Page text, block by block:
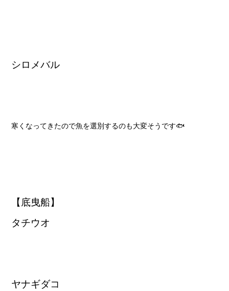
シロメバル
寒くなってきたので魚を選別するのも大変そうです🐟
【底曳船】
タチウオ
ヤナギダコ